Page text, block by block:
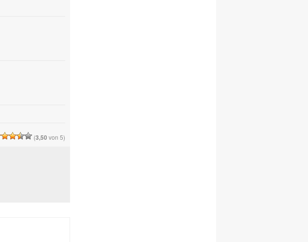
(3,50 von 5)